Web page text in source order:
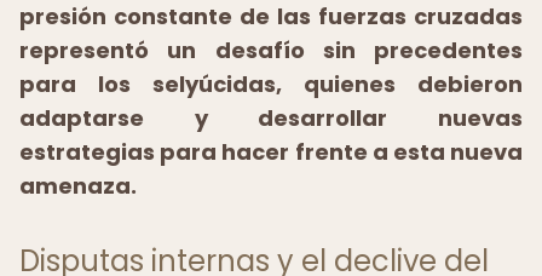
presión constante de las fuerzas cruzadas
representó un desafío sin precedentes
para los selyúcidas, quienes debieron
adaptarse y desarrollar nuevas
estrategias para hacer frente a esta nueva
amenaza.
Disputas internas y el declive del